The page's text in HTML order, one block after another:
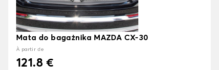
Mata do bagażnika MAZDA CX-30
À partir de
121.8 €